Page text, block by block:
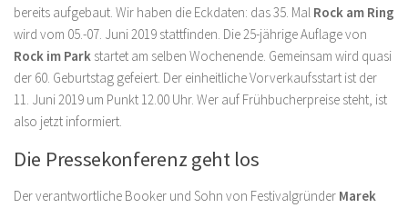
bereits aufgebaut. Wir haben die Eckdaten: das 35. Mal Rock am Ring
wird vom 05.-07. Juni 2019 stattfinden. Die 25-jährige Auflage von
Rock im Park startet am selben Wochenende. Gemeinsam wird quasi
der 60. Geburtstag gefeiert. Der einheitliche Vorverkaufsstart ist der
11. Juni 2019 um Punkt 12.00 Uhr. Wer auf Frühbucherpreise steht, ist
also jetzt informiert.
Die Pressekonferenz geht los
Der verantwortliche Booker und Sohn von Festivalgründer Marek